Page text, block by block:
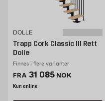
DOLLE
Trapp Cork Classic III Rett
Dolle
Finnes i flere varianter
FRA Pris 31085 NOK /stk
31 085 NOK
Kun online